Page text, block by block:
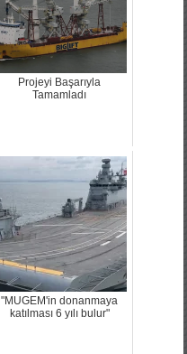
Projeyi Başarıyla
Tamamladı
"MUGEM'in donanmaya
katılması 6 yılı bulur"